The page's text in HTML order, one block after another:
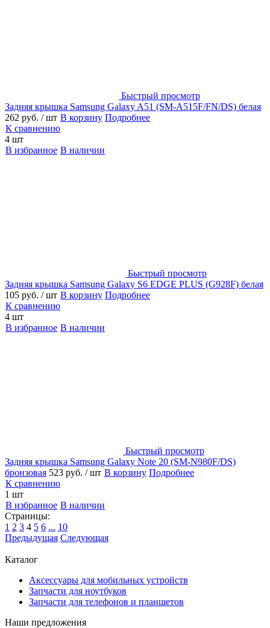
Быстрый просмотр
Задняя крышка Samsung Galaxy A51 (SM-A515F/FN/DS) белая
262 руб. / шт В корзину Подробнее
К сравнению
4 шт
В избранное В наличии
Быстрый просмотр
Задняя крышка Samsung Galaxy S6 EDGE PLUS (G928F) белая
105 руб. / шт В корзину Подробнее
К сравнению
4 шт
В избранное В наличии
Быстрый просмотр
Задняя крышка Samsung Galaxy Note 20 (SM-N980F/DS)
бронзовая 523 руб. / шт В корзину Подробнее
К сравнению
1 шт
В избранное В наличии
Страницы:
1 2 3 4 5 6 ... 10
Предыдущая Следующая
Каталог
Аксессуары для мобильных устройств
Запчасти для ноутбуков
Запчасти для телефонов и планшетов
Наши предложения